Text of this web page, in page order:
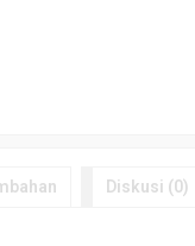
Diskusi (0)